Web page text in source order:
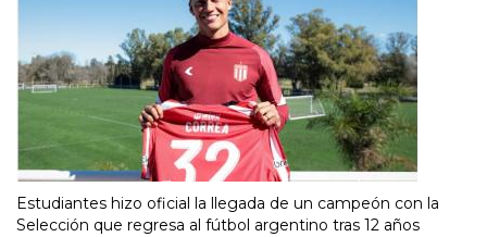
Estudiantes hizo oficial la llegada de un campeón con la
Selección que regresa al fútbol argentino tras 12 años